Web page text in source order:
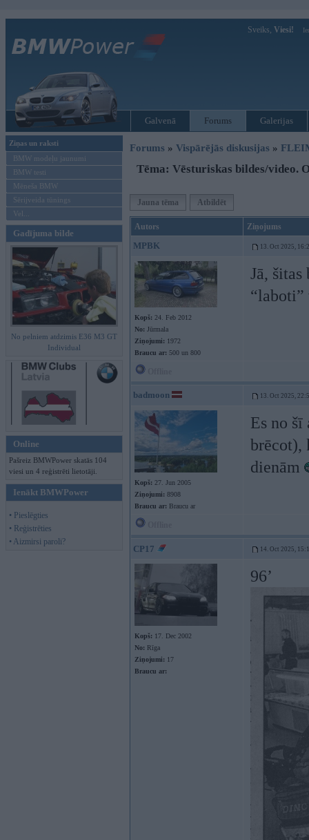
Sveiks, Viesi!
Galvenā Forums Galerijas
Ziņas un raksti
BMW modeļu jaunumi
BMW testi
Mēneša BMW
Sērijveida tūnings
Vel...
Gadījuma bilde
No pelniem atdzimis E36 M3 GT
Individual
Online
Pašreiz BMWPower skatās 104
viesi un 4 reģistrēti lietotāji.
Ienākt BMWPower
• Pieslēgties
• Reģistrēties
• Aizmirsi paroli?
Forums » Vispārējās diskusijas »
Tēma: Vēsturiskas bildes/video.
Jauna tēma Atbildēt
Autors Ziņojums
MPBK 13. Oct 2025,
Kopš: 24. Feb 2012
No: Jūrmala
Ziņojumi: 1972
Braucu ar: 500 un 800
Jā,
“laboti”
badmoon 13. Oct 2025,
Kopš: 27. Jun 2005
Ziņojumi: 8908
Braucu ar: Braucu ar
Es no
brēcot),
dienām
CP17 14. Oct 2025,
Kopš: 17. Dec 2002
No: Rīga
Ziņojumi: 17
Braucu ar:
96’